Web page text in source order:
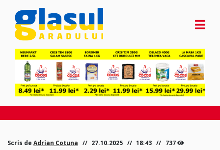
Scris de Adrian Cotuna 27.10.2025 18:43 737